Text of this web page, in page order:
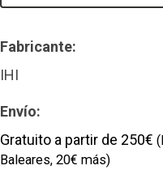
Fabricante:
IHI
Envío:
Gratuito a partir de 250€
Baleares, 20€ más)